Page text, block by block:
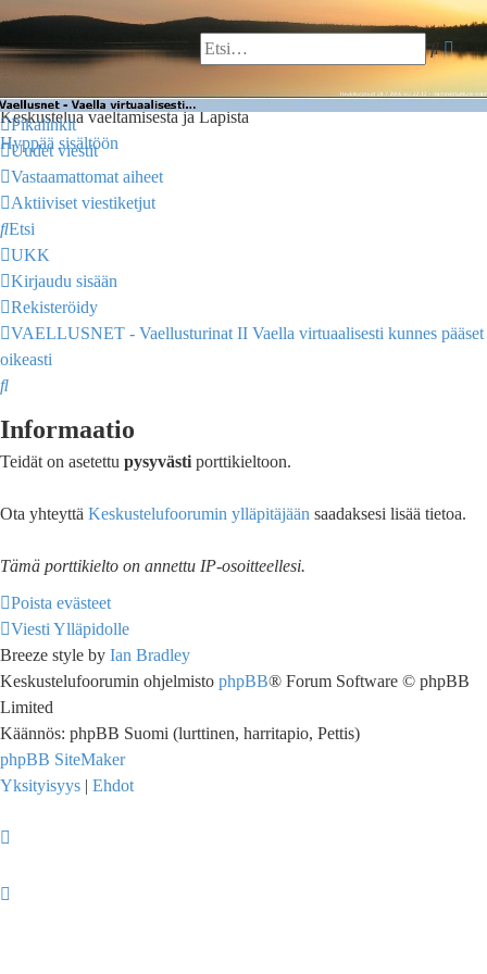
Etsi
haku
VAELLUSNET - Vaellusturinat
II
Keskustelua vaeltamisesta ja Lapista
Hyppää sisältöön
Pikalinkit
Uudet viestit
Vastaamattomat aiheet
Aktiiviset viestiketjut
Etsi
UKK
Kirjaudu sisään
Rekisteröidy
VAELLUSNET - Vaellusturinat II Vaella virtuaalisesti kunnes pääset
oikeasti
Etsi
Informaatio
Teidät on asetettu pysyvästi porttikieltoon.
Ota yhteyttä Keskustelufoorumin ylläpitäjään saadaksesi lisää tietoa.
Tämä porttikielto on annettu IP-osoitteellesi.
Poista evästeet
Viesti Ylläpidolle
Breeze style by Ian Bradley
Keskustelufoorumin ohjelmisto phpBB® Forum Software © phpBB
Limited
Käännös: phpBB Suomi (lurttinen, harritapio, Pettis)
phpBB SiteMaker
Yksityisyys | Ehdot